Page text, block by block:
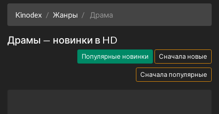
Kinodex Жанры Драма
Драмы — новинки в HD
Популярные новинки Сначала новые
Сначала популярные